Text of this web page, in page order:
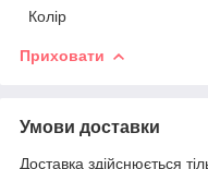
Колір
Приховати
Умови доставки
Доставка здійснюється